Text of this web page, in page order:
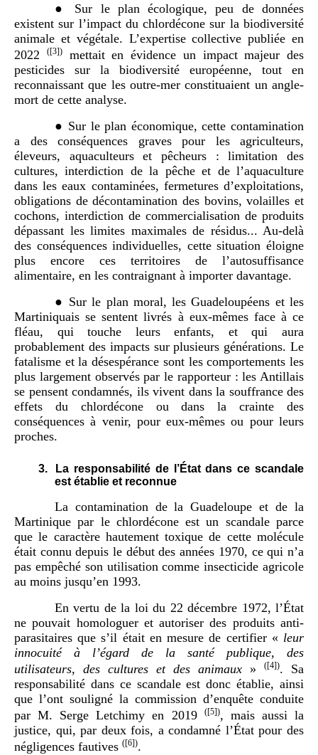
● Sur le plan écologique, peu de données
existent sur l’impact du chlordécone sur la biodiversité
animale et végétale. L’expertise collective publiée en
2022
([3])mettait en évidence un impact majeur des
pesticides sur la biodiversité européenne, tout en
reconnaissant que les outre-mer constituaient un angle-
mort de cette analyse.
● Sur le plan économique, cette contamination
a des conséquences graves pour les agriculteurs,
éleveurs, aquaculteurs et pêcheurs : limitation des
cultures, interdiction de la pêche et de l’aquaculture
dans les eaux contaminées, fermetures d’exploitations,
obligations de décontamination des bovins, volailles et
cochons, interdiction de commercialisation de produits
dépassant les limites maximales de résidus... Au-delà
des conséquences individuelles, cette situation éloigne
plus encore ces territoires de l’autosuffisance
alimentaire, en les contraignant à importer davantage.
● Sur le plan moral, les Guadeloupéens et les
Martiniquais se sentent livrés à eux-mêmes face à ce
fléau, qui touche leurs enfants, et qui aura
probablement des impacts sur plusieurs générations. Le
fatalisme et la désespérance sont les comportements les
plus largement observés par le rapporteur : les Antillais
se pensent condamnés, ils vivent dans la souffrance des
effets du chlordécone ou dans la crainte des
conséquences à venir, pour eux-mêmes ou pour leurs
proches.
3.
La responsabilité de l’État dans ce scandale
est établie et reconnue
La contamination de la Guadeloupe et de la
Martinique par le chlordécone est un scandale parce
que le caractère hautement toxique de cette molécule
était connu depuis le début des années 1970, ce qui n’a
pas empêché son utilisation comme insecticide agricole
au moins jusqu’en 1993.
En vertu de la loi du 22 décembre 1972, l’État
ne pouvait homologuer et autoriser des produits anti-
parasitaires que s’il était en mesure de certifier « leur
innocuité à l’égard de la santé publique, des
utilisateurs, des cultures et des animaux » ([4]). Sa
responsabilité dans ce scandale est donc établie, ainsi
que l’ont souligné la commission d’enquête conduite
par M. Serge Letchimy en 2019
([5]), mais aussi la
justice, qui, par deux fois, a condamné l’État pour des
négligences fautives ([6]).